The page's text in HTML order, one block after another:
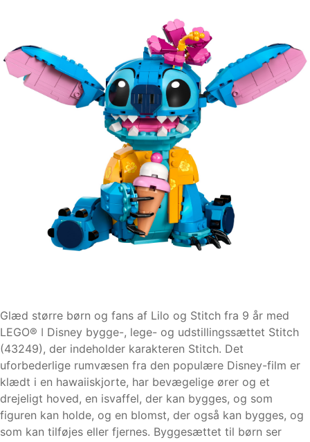
Glæd større børn og fans af Lilo og Stitch fra 9 år med
LEGO® ǀ Disney bygge-, lege- og udstillingssættet Stitch
(43249), der indeholder karakteren Stitch. Det
uforbederlige rumvæsen fra den populære Disney-film er
klædt i en hawaiiskjorte, har bevægelige ører og et
drejeligt hoved, en isvaffel, der kan bygges, og som
figuren kan holde, og en blomst, der også kan bygges, og
som kan tilføjes eller fjernes. Byggesættet til børn ser